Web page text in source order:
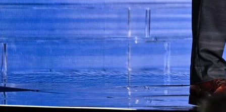
Jovo Lukić ima novi klub: Trener
Cluja praktično potvrdio veliki
transfer!
3 dan 16 h
A Selekcija
Stigla potvrda od predsjednika
kluba: Jovo Lukić uskoro pravi